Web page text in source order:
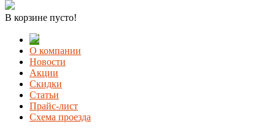
В корзине пусто!
О компании
Новости
Акции
Скидки
Статьи
Прайс-лист
Схема проезда